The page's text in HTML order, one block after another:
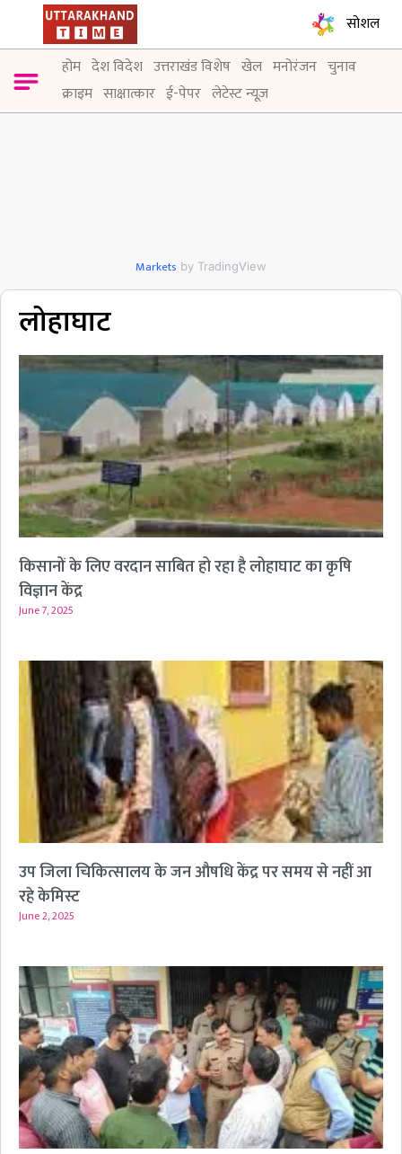
सोशल
होम देश विदेश उत्तराखंड विशेष खेल मनोरंजन चुनाव
क्राइम साक्षात्कार ई-पेपर लेटेस्ट न्यूज़
Markets by TradingView
लोहाघाट
किसानों के लिए वरदान साबित हो रहा है लोहाघाट का कृषि
विज्ञान केंद्र
June 7, 2025
उप जिला चिकित्सालय के जन औषधि केंद्र पर समय से नहीं आ
रहे केमिस्ट
June 2, 2025